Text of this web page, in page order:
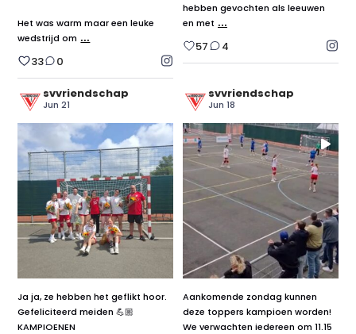
Het was warm maar een leuke
wedstrijd om ...
33 0
hebben gevochten als leeuwen
en met ...
57 4
svvriendschap
Jun 21
Ja ja, ze hebben het geflikt hoor.
Gefeliciteerd meiden 💪🏼
KAMPIOENEN
svvriendschap
Jun 18
Aankomende zondag kunnen
deze toppers kampioen worden!
We verwachten iedereen om 11.15